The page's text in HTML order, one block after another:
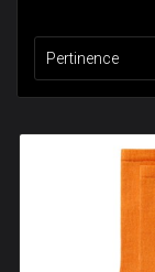
Pertinence